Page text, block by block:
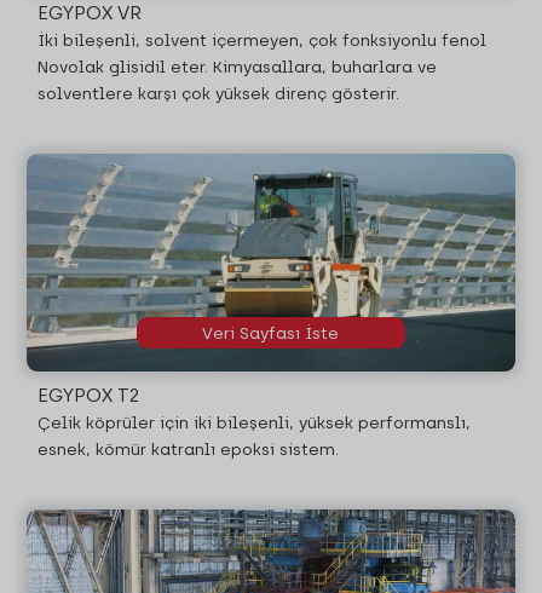
EGYPOX VR
İki bileşenli, solvent içermeyen, çok fonksiyonlu fenol
Novolak glisidil eter. Kimyasallara, buharlara ve
solventlere karşı çok yüksek direnç gösterir.
EGYPOX T2
Çelik köprüler için iki bileşenli, yüksek performanslı,
esnek, kömür katranlı epoksi sistem.
Veri Sayfası İste